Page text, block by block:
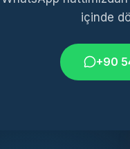
içinde
+90